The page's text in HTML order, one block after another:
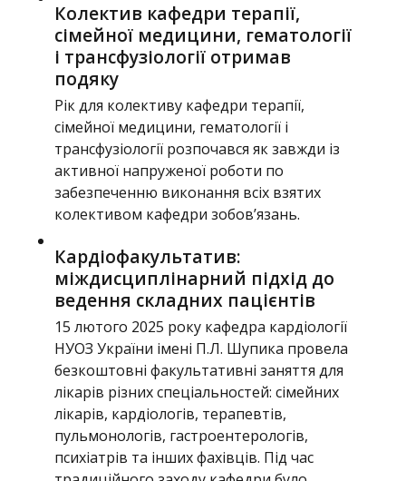
Колектив кафедри терапії,
сімейної медицини, гематології
і трансфузіології отримав
подяку
Рік для колективу кафедри терапії,
сімейної медицини, гематології і
трансфузіології розпочався як завжди із
активної напруженої роботи по
забезпеченню виконання всіх взятих
колективом кафедри зобов’язань.
Кардіофакультатив:
міждисциплінарний підхід до
ведення складних пацієнтів
15 лютого 2025 року кафедра кардіології
НУОЗ України імені П.Л. Шупика провела
безкоштовні факультативні заняття для
лікарів різних спеціальностей: сімейних
лікарів, кардіологів, терапевтів,
пульмонологів, гастроентерологів,
психіатрів та інших фахівців. Під час